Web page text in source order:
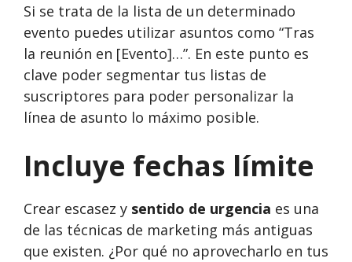
Si se trata de la lista de un determinado
evento puedes utilizar asuntos como “Tras
la reunión en [Evento]…”. En este punto es
clave poder segmentar tus listas de
suscriptores para poder personalizar la
línea de asunto lo máximo posible.
Incluye fechas límite
Crear escasez y sentido de urgencia es una
de las técnicas de marketing más antiguas
que existen. ¿Por qué no aprovecharlo en tus